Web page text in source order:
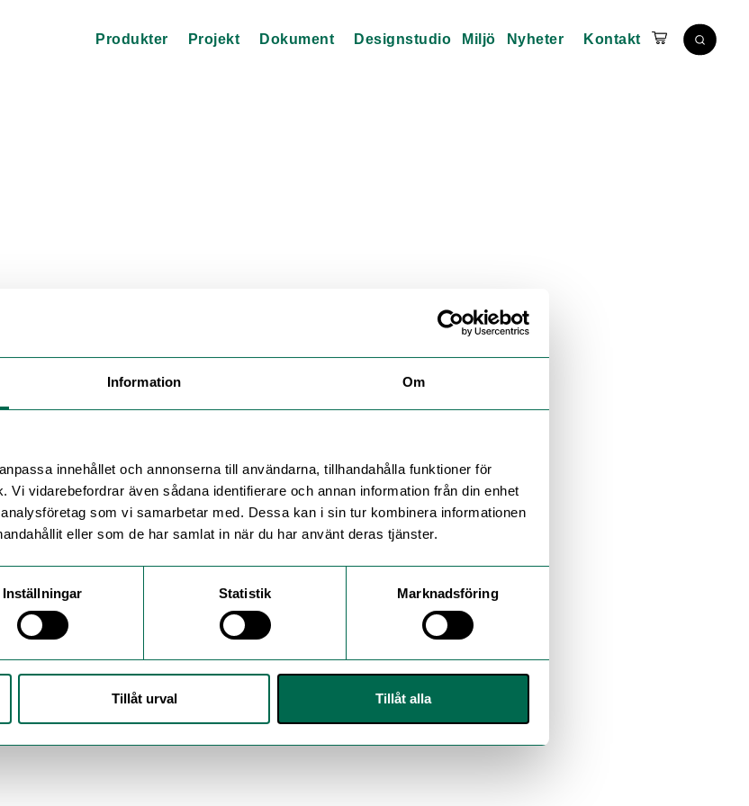
Information Om
innehållet och annonserna till användarna, tillhandahålla funktioner för
Vi vidarebefordrar även sådana identifierare och annan information från din enhet
som vi samarbetar med. Dessa kan i sin tur kombinera informationen
eller som de har samlat in när du har använt deras tjänster.
Inställningar Statistik Marknadsföring
Tillåt urval Tillåt alla
Produkter Projekt Dokument Designstudio Miljö Nyheter Kontakt